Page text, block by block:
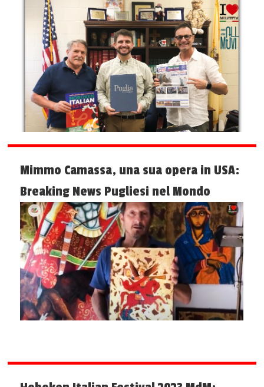
Mimmo Camassa, una sua opera in USA:
Breaking News Pugliesi nel Mondo